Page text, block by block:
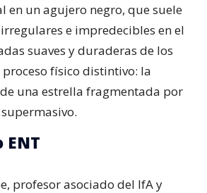
en un agujero negro, que suele
e impredecibles en el
suaves y duraderas de los
físico distintivo: la
una estrella fragmentada por
ENT
profesor asociado del IfA y